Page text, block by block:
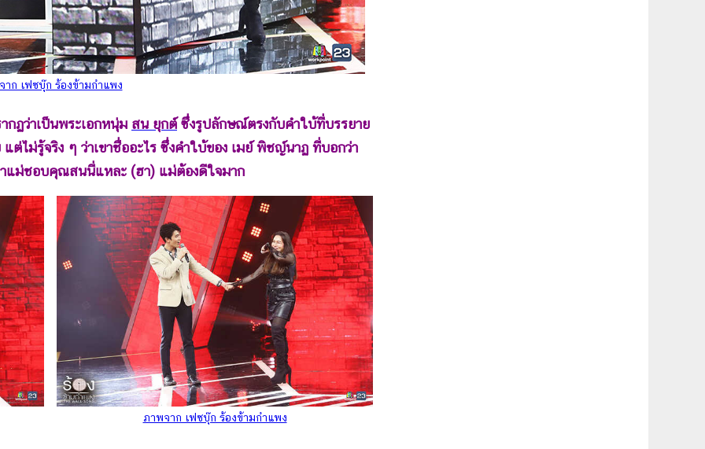
าก เฟซบุ๊ก ร้องข้ามกำแพง
ว่าเป็นพระเอกหนุ่ม สน ยุกต์ซึ่งรูปลักษณ์ตรงกับคำใบ้ที่บรรยาย
ไม่รู้จริง ๆ ว่าเขาชื่ออะไร ซึ่งคำใบ้ของ เมย์ พิชญ์นาฏ ที่บอกว่า
แม่ชอบคุณสนนี่แหละ (ฮา) แม่ต้องดีใจมาก
ภาพจาก เฟซบุ๊ก ร้องข้ามกำแพง